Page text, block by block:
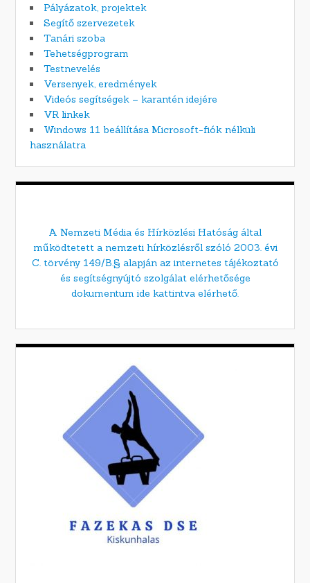
Pályázatok, projektek
Segítő szervezetek
Tanári szoba
Tehetségprogram
Testnevelés
Versenyek, eredmények
Videós segítségek – karantén idejére
VR linkek
Windows 11 beállítása Microsoft-fiók nélküli
használatra
A Nemzeti Média és Hírközlési Hatóság által
működtetett a nemzeti hírközlésről szóló 2003. évi
C. törvény 149/B.§ alapján az internetes tájékoztató
és segítségnyújtó szolgálat elérhetősége
dokumentum ide kattintva elérhető.